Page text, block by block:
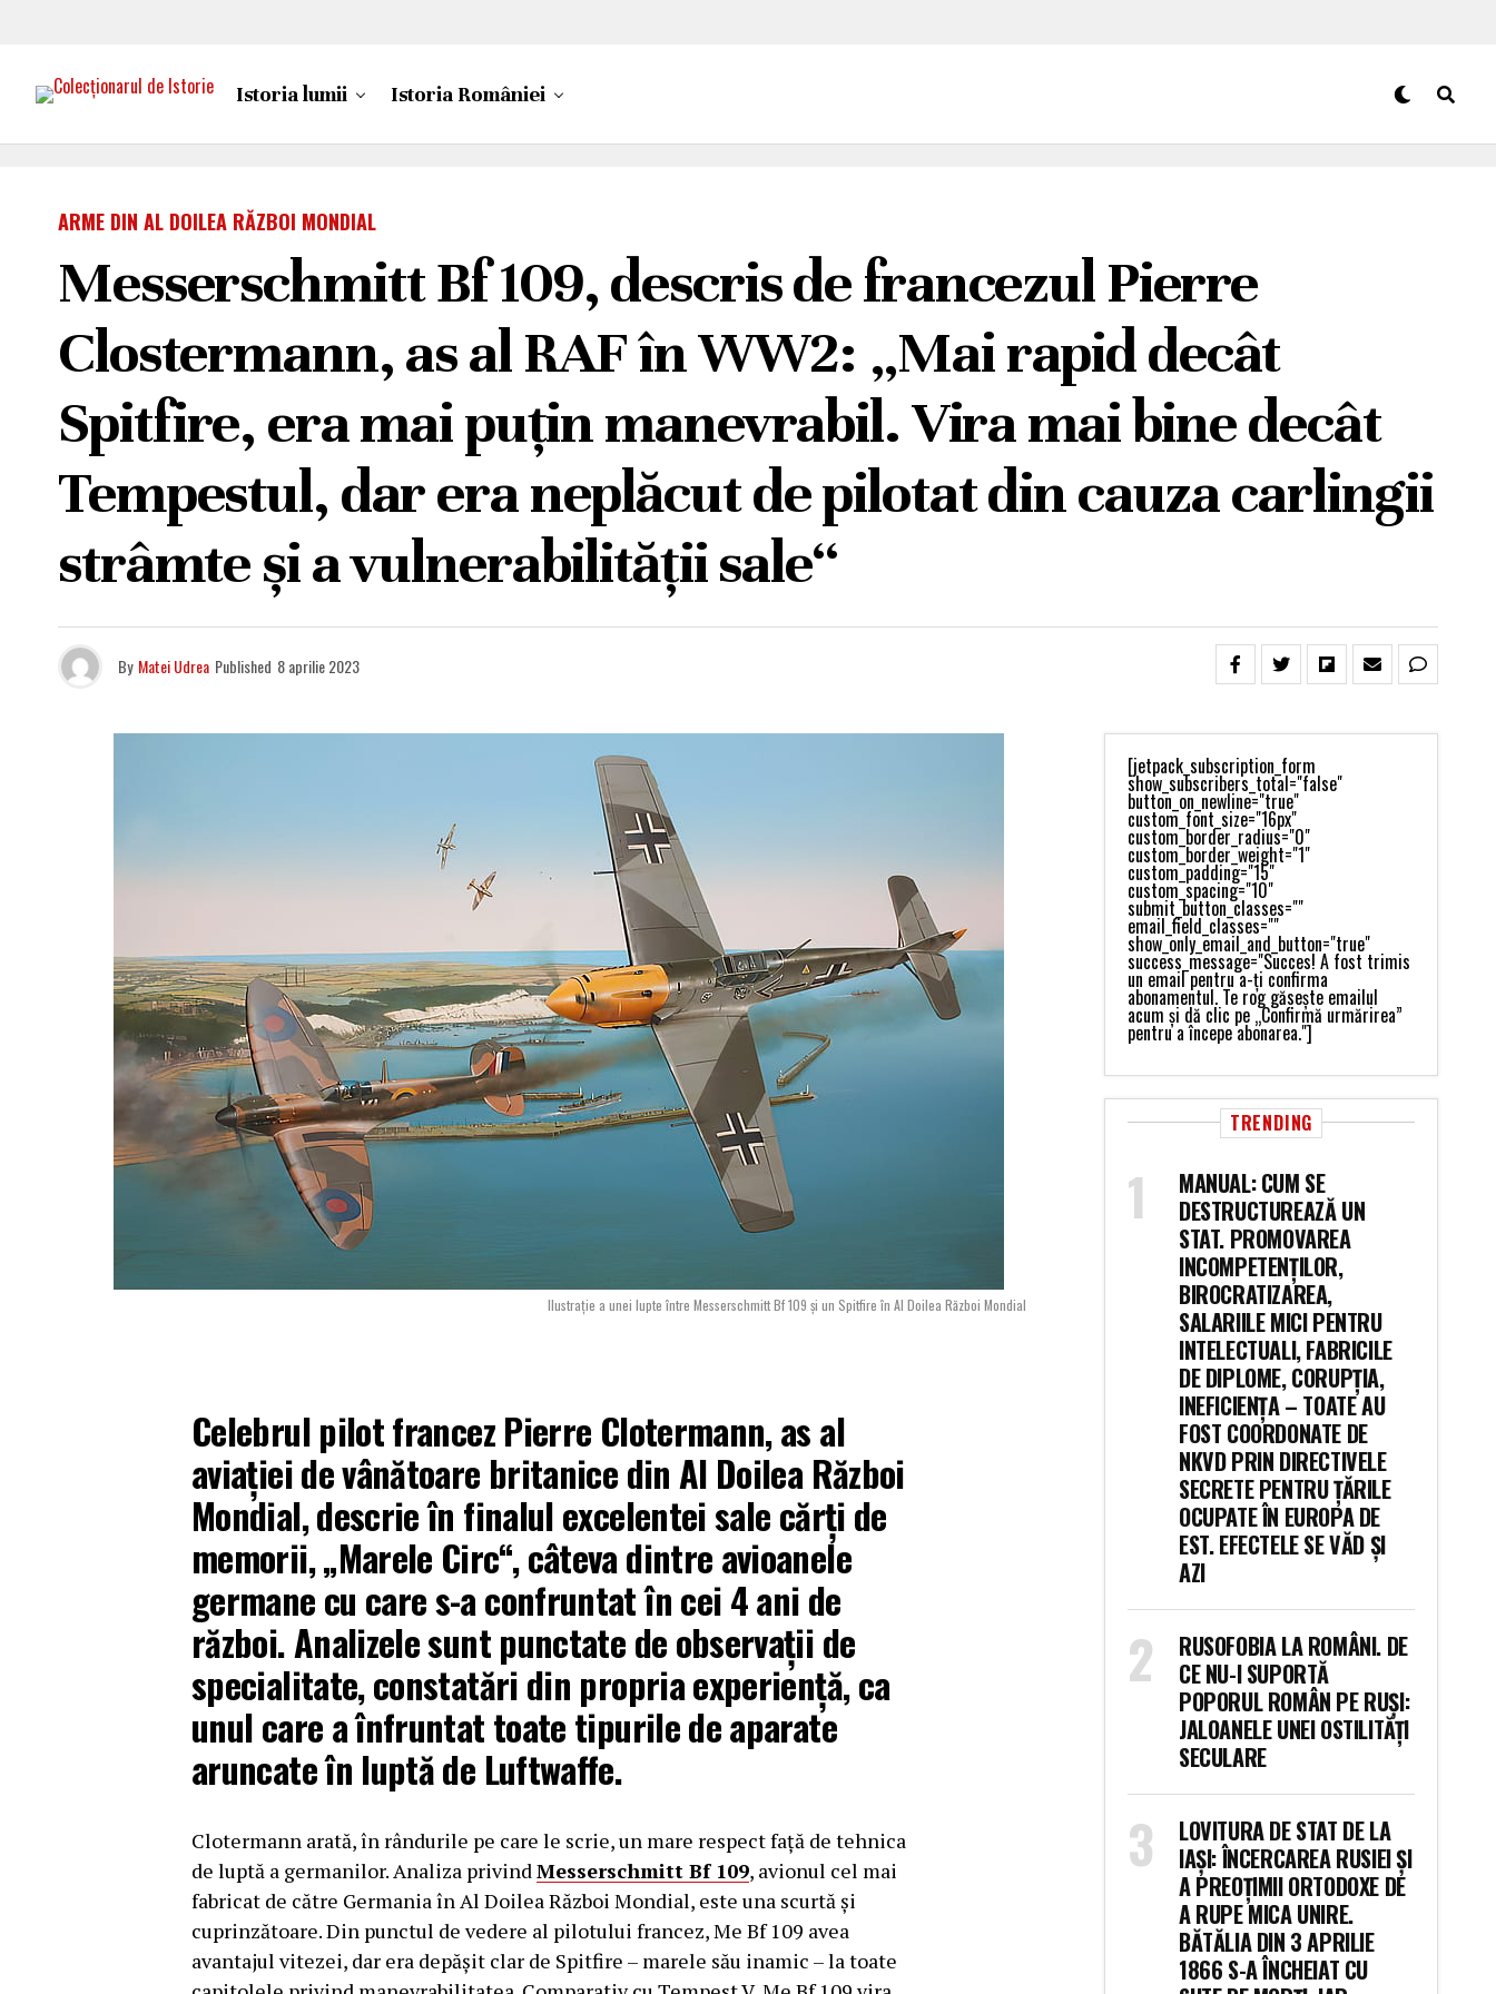
Istoria lumii Istoria României
ARME DIN AL DOILEA RĂZBOI MONDIAL
Messerschmitt Bf 109, descris de francezul Pierre
Clostermann, as al RAF în WW2: „Mai rapid decât
Spitfire, era mai puțin manevrabil. Vira mai bine decât
Tempestul, dar era neplăcut de pilotat din cauza carlingii
strâmte și a vulnerabilității sale“
By Matei Udrea Published 8 aprilie 2023
Ilustrație a unei lupte între Messerschmitt Bf 109 și un Spitfire în Al Doilea Război Mondial
Celebrul pilot francez Pierre Clotermann, as al
aviației de vânătoare britanice din Al Doilea Război
Mondial, descrie în finalul excelentei sale cărți de
memorii, „Marele Circ“, câteva dintre avioanele
germane cu care s-a confruntat în cei 4 ani de
război. Analizele sunt punctate de observații de
specialitate, constatări din propria experiență, ca
unul care a înfruntat toate tipurile de aparate
aruncate în luptă de Luftwaffe.
Clotermann arată, în rândurile pe care le scrie, un mare respect față de tehnica
de luptă a germanilor. Analiza privindMesserschmitt Bf 109, avionul cel mai
fabricat de către Germania în Al Doilea Război Mondial, este una scurtă și
cuprinzătoare. Din punctul de vedere al pilotului francez, Me Bf 109 avea
avantajul vitezei, dar era depășit clar de Spitfire – marele său inamic – la toate
[jetpack_subscription_form
show_subscribers_total="false"
button_on_newline="true"
custom_font_size="16px"
custom_border_radius="0"
custom_border_weight="1"
custom_padding="15"
custom_spacing="10"
submit_button_classes=""
email_field_classes=""
show_only_email_and_button="true"
success_message="Succes! A fost trimis
un email pentru a-ți confirma
abonamentul. Te rog găsește emailul
acum și dă clic pe „Confirmă urmărirea”
pentru a începe abonarea."]
TRENDING
MANUAL: CUM SE
DESTRUCTUREAZĂ UN
STAT. PROMOVAREA
INCOMPETENȚILOR,
BIROCRATIZAREA,
SALARIILE MICI PENTRU
INTELECTUALI, FABRICILE
DE DIPLOME, CORUPȚIA,
INEFICIENȚA – TOATE AU
FOST COORDONATE DE
NKVD PRIN DIRECTIVELE
SECRETE PENTRU ȚĂRILE
OCUPATE ÎN EUROPA DE
EST. EFECTELE SE VĂD ȘI
AZI
RUSOFOBIA LA ROMÂNI. DE
CE NU-I SUPORTĂ
POPORUL ROMÂN PE RUȘI:
JALOANELE UNEI OSTILITĂȚI
SECULARE
LOVITURA DE STAT DE LA
IAȘI: ÎNCERCAREA RUSIEI ȘI
A PREOȚIMII ORTODOXE DE
A RUPE MICA UNIRE.
BĂTĂLIA DIN 3 APRILIE
1866 S-A ÎNCHEIAT CU